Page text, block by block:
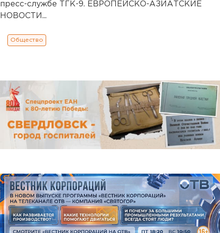
пресс-службе ТГК-9. ЕВРОПЕЙСКО-АЗИАТСКИЕ
НОВОСТИ...
Общество